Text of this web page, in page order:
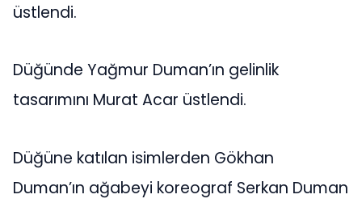
üstlendi.
Düğünde Yağmur Duman’ın gelinlik
tasarımını Murat Acar üstlendi.
Düğüne katılan isimlerden Gökhan
Duman’ın ağabeyi koreograf Serkan Duman